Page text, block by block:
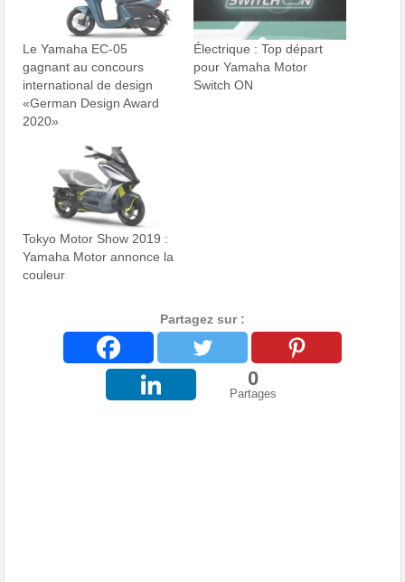
Le Yamaha EC-05
gagnant au concours
international de design
«German Design Award
2020»
Électrique : Top départ
pour Yamaha Motor
Switch ON
Tokyo Motor Show 2019 :
Yamaha Motor annonce la
couleur
Partagez sur :
0
Partages